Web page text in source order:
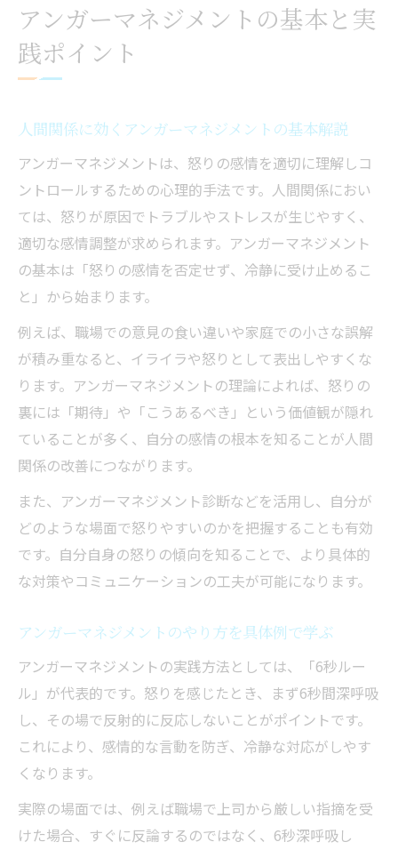
アンガーマネジメントの基本と実
践ポイント
人間関係に効くアンガーマネジメントの基本解説
アンガーマネジメントは、怒りの感情を適切に理解しコ
ントロールするための心理的手法です。人間関係におい
ては、怒りが原因でトラブルやストレスが生じやすく、
適切な感情調整が求められます。アンガーマネジメント
の基本は「怒りの感情を否定せず、冷静に受け止めるこ
と」から始まります。
例えば、職場での意見の食い違いや家庭での小さな誤解
が積み重なると、イライラや怒りとして表出しやすくな
ります。アンガーマネジメントの理論によれば、怒りの
裏には「期待」や「こうあるべき」という価値観が隠れ
ていることが多く、自分の感情の根本を知ることが人間
関係の改善につながります。
また、アンガーマネジメント診断などを活用し、自分が
どのような場面で怒りやすいのかを把握することも有効
です。自分自身の怒りの傾向を知ることで、より具体的
な対策やコミュニケーションの工夫が可能になります。
アンガーマネジメントのやり方を具体例で学ぶ
アンガーマネジメントの実践方法としては、「6秒ルー
ル」が代表的です。怒りを感じたとき、まず6秒間深呼吸
し、その場で反射的に反応しないことがポイントです。
これにより、感情的な言動を防ぎ、冷静な対応がしやす
くなります。
実際の場面では、例えば職場で上司から厳しい指摘を受
けた場合、すぐに反論するのではなく、6秒深呼吸し